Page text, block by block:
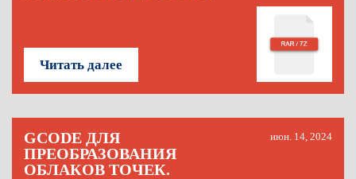
Читать далее
GCODE ДЛЯ
ПРЕОБРАЗОВАНИЯ
ОБЛАКОВ ТОЧЕК.
июн. 14, 2024